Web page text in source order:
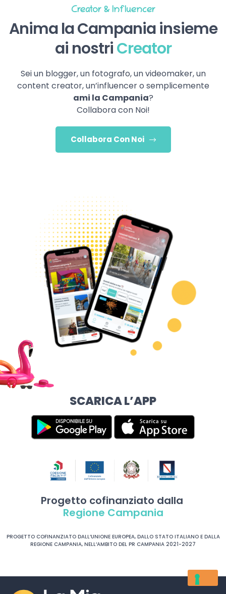
Creator & Influencer
Anima la Campania insieme
ai nostriCreator
Sei un blogger, un fotografo, un videomaker, un
content creator, un’influencer o semplicemente
ami la Campania?
Collabora con Noi!
Collabora Con Noi
SCARICA L’APP
Progetto cofinanziato dalla
Regione Campania
PROGETTO COFINANZIATO DALL’UNIONE EUROPEA, DALLO STATO ITALIANO E DALLA
REGIONE CAMPANIA, NELL’AMBITO DEL PR CAMPANIA 2021-2027